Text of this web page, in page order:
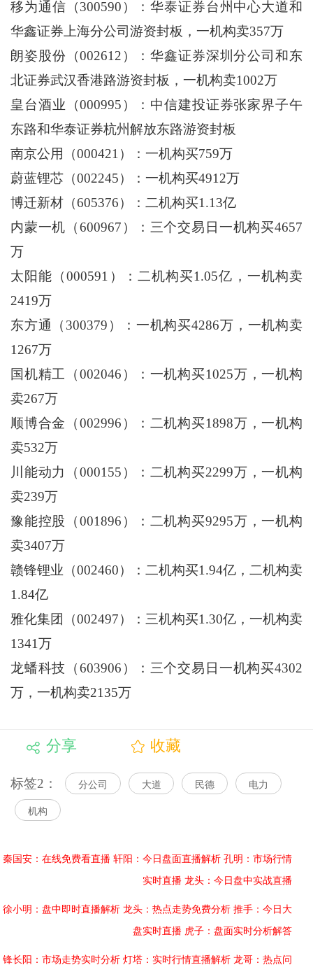
移为通信（300590）：华泰证券台州中心大道和
华鑫证券上海分公司游资封板，一机构卖357万
朗姿股份（002612）：华鑫证券深圳分公司和东
北证券武汉香港路游资封板，一机构卖1002万
皇台酒业（000995）：中信建投证券张家界子午
东路和华泰证券杭州解放东路游资封板
南京公用（000421）：一机构买759万
蔚蓝锂芯（002245）：一机构买4912万
博迁新材（605376）：二机构买1.13亿
内蒙一机（600967）：三个交易日一机构买4657
万
太阳能（000591）：二机构买1.05亿，一机构卖
2419万
东方通（300379）：一机构买4286万，一机构卖
1267万
国机精工（002046）：一机构买1025万，一机构
卖267万
顺博合金（002996）：二机构买1898万，一机构
卖532万
川能动力（000155）：二机构买2299万，一机构
卖239万
豫能控股（001896）：二机构买9295万，一机构
卖3407万
赣锋锂业（002460）：二机构买1.94亿，二机构卖
1.84亿
雅化集团（002497）：三机构买1.30亿，一机构卖
1341万
龙蟠科技（603906）：三个交易日一机构买4302
万，一机构卖2135万
分享 收藏
标签2： 分公司 大道 民德 电力
机构
秦国安：在线免费看直播 轩阳：今日盘面直播解析 孔明：市场行情
实时直播 龙头：今日盘中实战直播
徐小明：盘中即时直播解析 龙头：热点走势免费分析 推手：今日大
盘实时直播 虎子：盘面实时分析解答
锋长阳：市场走势实时分析 灯塔：实时行情直播解析 龙哥：热点问